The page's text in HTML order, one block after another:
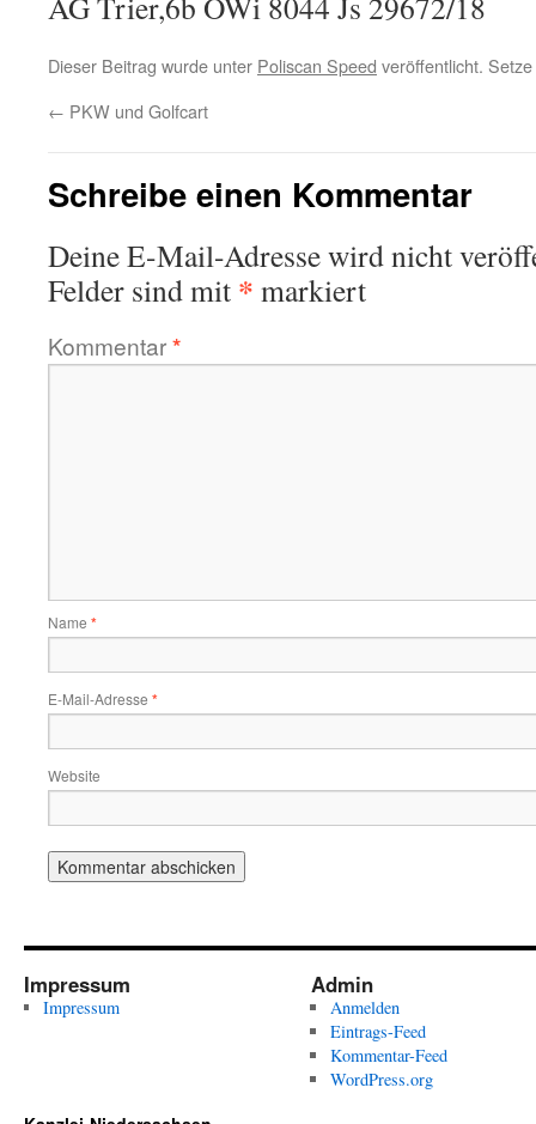
Dieser Beitrag wurde unter Poliscan Speed veröffentlicht.
← PKW und Golfcart
Schreibe einen Kommentar
Deine E-Mail-Adresse wird nicht
Felder sind mit * markiert
Kommentar*
Name *
E-Mail-Adresse *
Website
Impressum
Impressum
Admin
Anmelden
Eintrags-Feed
Kommentar-Feed
WordPress.org